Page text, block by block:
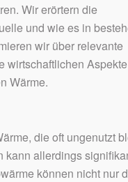
Wir erörtern die
und wie es in
wir über relevante
wirtschaftlichen
Wärme.
die oft ungenutzt
kann allerdings
können nicht nur